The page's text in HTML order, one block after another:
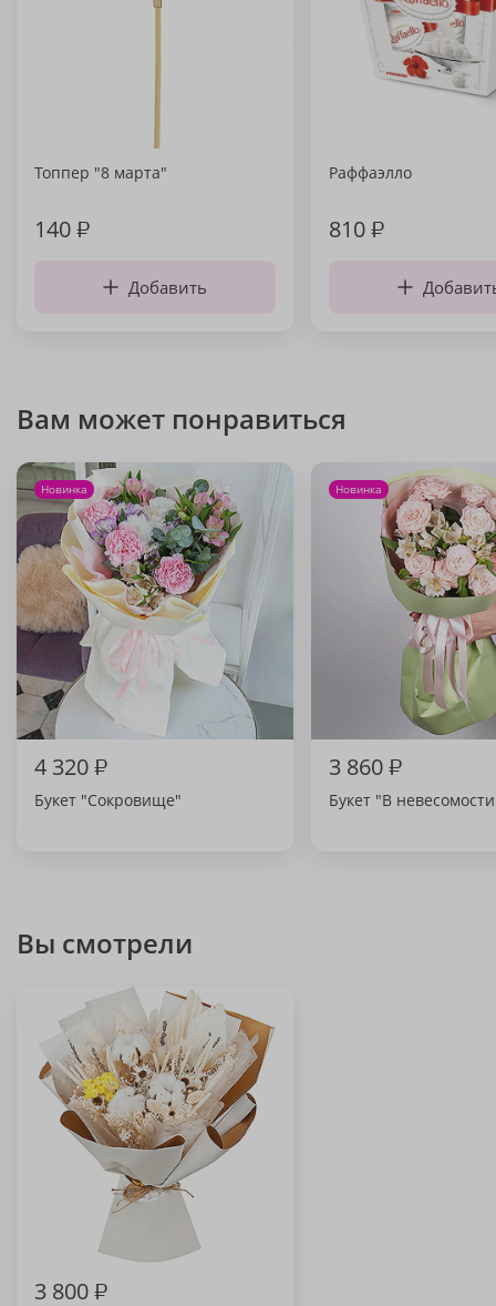
Топпер "8 марта"
140₽
Добавить
Раффаэлло
810₽
Вам может понравиться
Новинка
4 320₽
Букет "Сокровище"
Новинка
3 860₽
Букет "В
Вы смотрели
3 800₽